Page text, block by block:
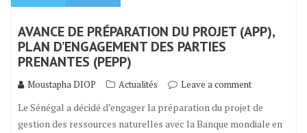
AVANCE DE PRÉPARATION DU PROJET (APP),
PLAN D’ENGAGEMENT DES PARTIES
PRENANTES (PEPP)
Moustapha DIOP Actualités Leave a comment
Le Sénégal a décidé d’engager la préparation du projet de
gestion des ressources naturelles avec la Banque mondiale en